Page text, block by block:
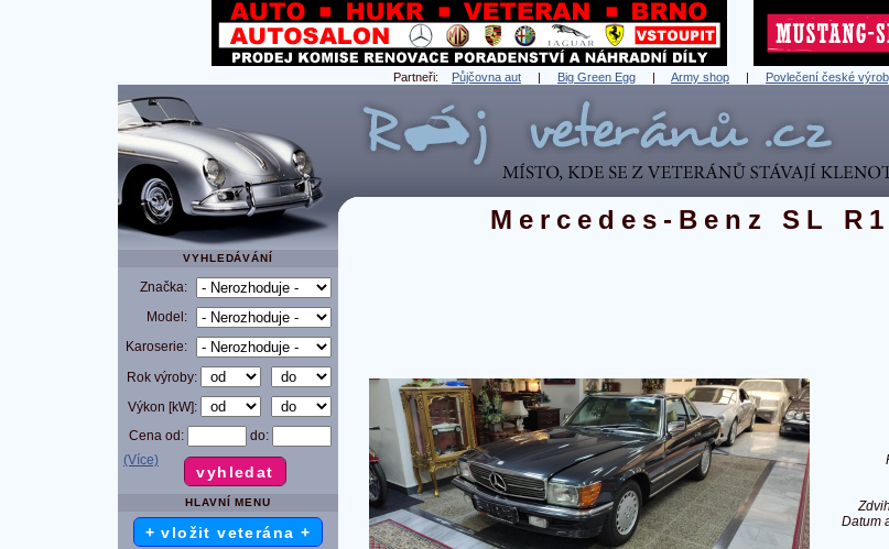
Partneři: Půjčovna aut | Big Green Egg | Army shop | Povlečení české
Mercedes-Benz SL
VYHLEDÁVÁNÍ
Značka:
Model:
Karoserie:
Rok výroby:
Výkon [kW]:
Cena od:
do:
(Více)
HLAVNÍ MENU
+ vložit veterána +
Datum